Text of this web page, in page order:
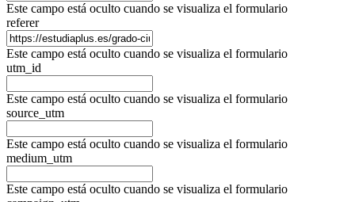
Este campo está oculto cuando se visualiza el formulario
referer
Este campo está oculto cuando se visualiza el formulario
utm_id
Este campo está oculto cuando se visualiza el formulario
source_utm
Este campo está oculto cuando se visualiza el formulario
medium_utm
Este campo está oculto cuando se visualiza el formulario